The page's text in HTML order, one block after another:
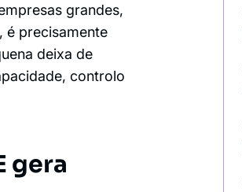
grandes,
é precisamente
deixa de
controlo
gera